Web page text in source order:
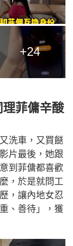
+24
菲傭辛酸
洗車，又買餸
片最後，她跟
到菲傭都喜歡
，於是就問工
，讓內地女忍
、善待」，獲